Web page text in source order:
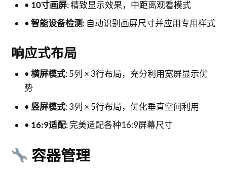
• 10寸画屏: 精致显示效果，中距离观看模式
• 智能设备检测: 自动识别画屏尺寸并应用专用样式
响应式布局
• 横屏模式: 5列 × 3行布局，充分利用宽屏显示优
势
• 竖屏模式: 3列 × 5行布局，优化垂直空间利用
• 16:9适配: 完美适配各种16:9屏幕尺寸
容器管理